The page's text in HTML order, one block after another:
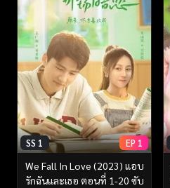
SS 1 EP 1
We Fall In Love (2023) แอบ
รักฉันและเธอ ตอนที่ 1-20 ซับ